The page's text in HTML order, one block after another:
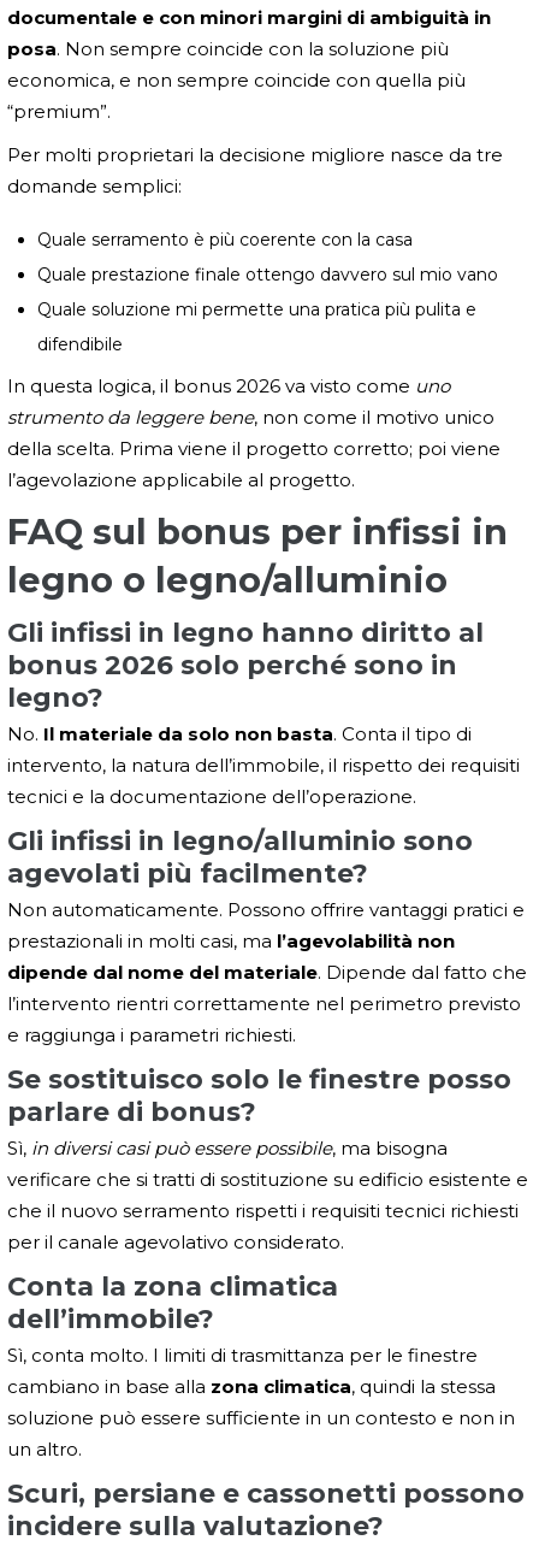
documentale e con minori margini di ambiguità in
posa. Non sempre coincide con la soluzione più
economica, e non sempre coincide con quella più
“premium”.
Per molti proprietari la decisione migliore nasce da tre
domande semplici:
Quale serramento è più coerente con la casa
Quale prestazione finale ottengo davvero sul mio vano
Quale soluzione mi permette una pratica più pulita e
difendibile
In questa logica, il bonus 2026 va visto come uno
strumento da leggere bene, non come il motivo unico
della scelta. Prima viene il progetto corretto; poi viene
l’agevolazione applicabile al progetto.
FAQ sul bonus per infissi in
legno o legno/alluminio
Gli infissi in legno hanno diritto al
bonus 2026 solo perché sono in
legno?
No. Il materiale da solo non basta. Conta il tipo di
intervento, la natura dell’immobile, il rispetto dei requisiti
tecnici e la documentazione dell’operazione.
Gli infissi in legno/alluminio sono
agevolati più facilmente?
Non automaticamente. Possono offrire vantaggi pratici e
prestazionali in molti casi, ma l’agevolabilità non
dipende dal nome del materiale. Dipende dal fatto che
l’intervento rientri correttamente nel perimetro previsto
e raggiunga i parametri richiesti.
Se sostituisco solo le finestre posso
parlare di bonus?
Sì, in diversi casi può essere possibile, ma bisogna
verificare che si tratti di sostituzione su edificio esistente e
che il nuovo serramento rispetti i requisiti tecnici richiesti
per il canale agevolativo considerato.
Conta la zona climatica
dell’immobile?
Sì, conta molto. I limiti di trasmittanza per le finestre
cambiano in base alla zona climatica, quindi la stessa
soluzione può essere sufficiente in un contesto e non in
un altro.
Scuri, persiane e cassonetti possono
incidere sulla valutazione?